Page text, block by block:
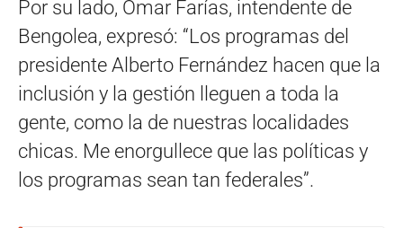
Por su lado, Omar Farías, intendente de
Bengolea, expresó: “Los programas del
presidente Alberto Fernández hacen que la
inclusión y la gestión lleguen a toda la
gente, como la de nuestras localidades
chicas. Me enorgullece que las políticas y
los programas sean tan federales”.